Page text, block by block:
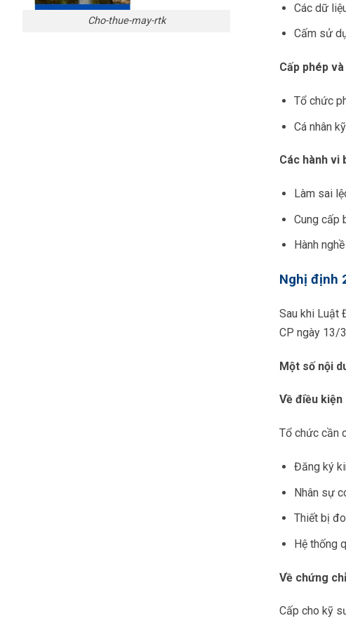
Cho-thue-may-rtk
Các dữ
Cấm sử
Cấp phép
Tổ chức
Cá nhân
Các hành vi
Làm sai
Cung cấp
Hành
Nghị định
Sau khi Luật
CP ngày 13/
Một số nội
Về điều kiện
Tổ chức cần
Đăng ký
Nhân sự
Thiết bị
Hệ thống
Về chứng
Cấp cho kỹ